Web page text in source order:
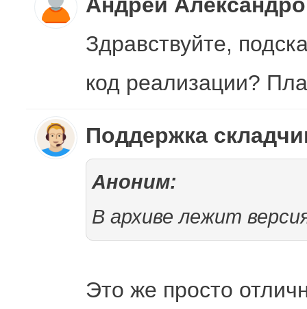
Здравствуйте,
код реализации?
Поддержка
Аноним:
В архиве лежит
Это же просто